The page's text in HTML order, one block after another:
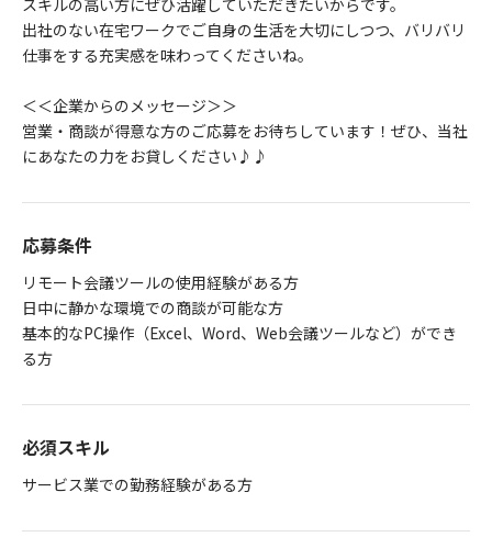
スキルの高い方にぜひ活躍していただきたいからです。
出社のない在宅ワークでご自身の生活を大切にしつつ、バリバリ
仕事をする充実感を味わってくださいね。
＜＜企業からのメッセージ＞＞
営業・商談が得意な方のご応募をお待ちしています！ぜひ、当社
にあなたの力をお貸しください♪♪
応募条件
リモート会議ツールの使用経験がある方
日中に静かな環境での商談が可能な方
基本的なPC操作（Excel、Word、Web会議ツールなど）ができ
る方
必須スキル
サービス業での勤務経験がある方